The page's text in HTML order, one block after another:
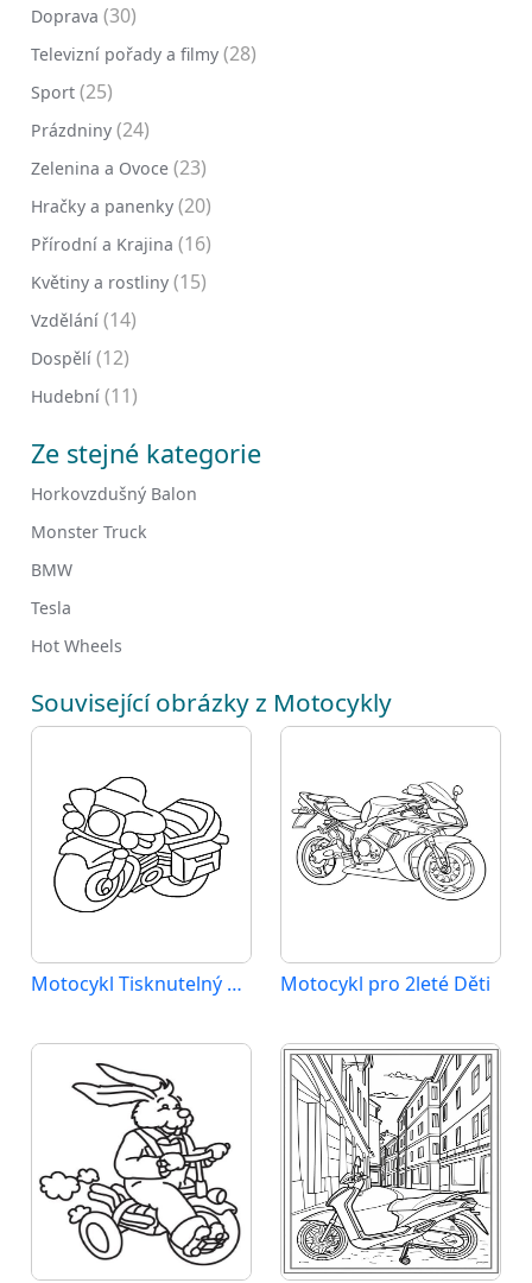
Doprava (30)
Televizní pořady a filmy (28)
Sport (25)
Prázdniny (24)
Zelenina a Ovoce (23)
Hračky a panenky (20)
Přírodní a Krajina (16)
Květiny a rostliny (15)
Vzdělání (14)
Dospělí (12)
Hudební (11)
Ze stejné kategorie
Horkovzdušný Balon
Monster Truck
BMW
Tesla
Hot Wheels
Související obrázky z Motocykly
Motocykl Tisknutelný pro Děti Motocykl pro 2leté Děti